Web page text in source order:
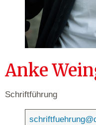
Anke
Schriftführung